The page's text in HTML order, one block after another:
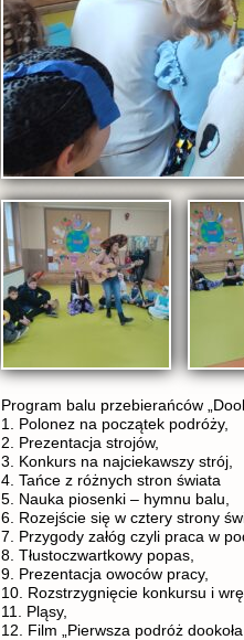
Program balu przebierańców
1. Polonez na początek podróży,
2. Prezentacja strojów,
3. Konkurs na najciekawszy strój,
4. Tańce z różnych stron świata
5. Nauka piosenki – hymnu balu,
6. Rozejście się w cztery strony
7. Przygody załóg czyli praca w
8. Tłustoczwartkowy popas,
9. Prezentacja owoców pracy,
10. Rozstrzygnięcie konkursu i
11. Pląsy,
12. Film „Pierwsza podróż dookoła